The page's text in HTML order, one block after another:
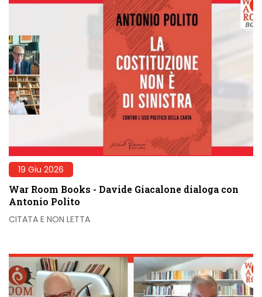
19 Giu 2026
War Room Books - Davide Giacalone dialoga con
Antonio Polito
CITATA E NON LETTA